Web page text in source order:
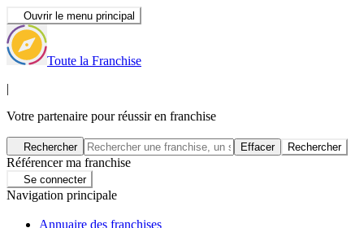
Ouvrir le menu principal
Toute la Franchise
|
Votre partenaire pour réussir en franchise
Rechercher Effacer Rechercher
Référencer ma franchise
Se connecter
Navigation principale
Annuaire des franchises